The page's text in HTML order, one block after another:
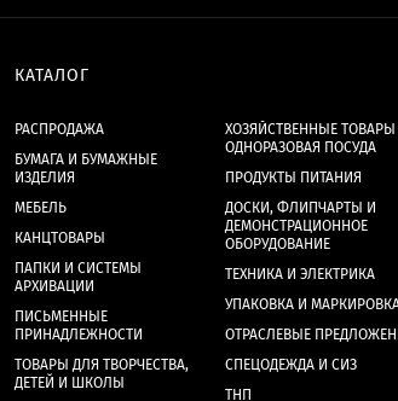
КАТАЛОГ
РАСПРОДАЖА
БУМАГА И БУМАЖНЫЕ
ИЗДЕЛИЯ
МЕБЕЛЬ
КАНЦТОВАРЫ
ПАПКИ И СИСТЕМЫ
АРХИВАЦИИ
ПИСЬМЕННЫЕ
ПРИНАДЛЕЖНОСТИ
ТОВАРЫ ДЛЯ ТВОРЧЕСТВА,
ДЕТЕЙ И ШКОЛЫ
ХОЗЯЙСТВЕННЫЕ ТОВАРЫ
ОДНОРАЗОВАЯ ПОСУДА
ПРОДУКТЫ ПИТАНИЯ
ДОСКИ, ФЛИПЧАРТЫ И
ДЕМОНСТРАЦИОННОЕ
ОБОРУДОВАНИЕ
ТЕХНИКА И ЭЛЕКТРИКА
УПАКОВКА И
ОТРАСЛЕВЫЕ
СПЕЦОДЕЖДА И СИЗ
ТНП